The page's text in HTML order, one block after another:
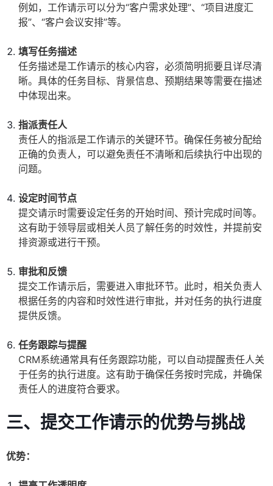
例如，工作请示可以分为“客户需求处理”、“项目进度汇
报”、“客户会议安排”等。
填写任务描述
任务描述是工作请示的核心内容，必须简明扼要且详尽清
晰。具体的任务目标、背景信息、预期结果等需要在描述
中体现出来。
指派责任人
责任人的指派是工作请示的关键环节。确保任务被分配给
正确的负责人，可以避免责任不清晰和后续执行中出现的
问题。
设定时间节点
提交请示时需要设定任务的开始时间、预计完成时间等。
这有助于领导层或相关人员了解任务的时效性，并提前安
排资源或进行干预。
审批和反馈
提交工作请示后，需要进入审批环节。此时，相关负责人
根据任务的内容和时效性进行审批，并对任务的执行进度
提供反馈。
任务跟踪与提醒
CRM系统通常具有任务跟踪功能，可以自动提醒责任人关
于任务的执行进度。这有助于确保任务按时完成，并确保
责任人的进度符合要求。
三、提交工作请示的优势与挑战
优势：